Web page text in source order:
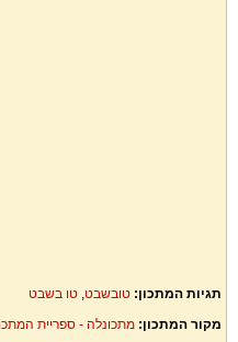
תגיות המתכון:טובשבט,טו בשבט
מקור המתכון:מתכונלה - ספריית